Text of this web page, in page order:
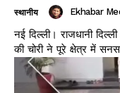
स्थानीय Ekhabar
नई दिल्ली। राजधानी
की चोरी ने पूरे क्षेत्र में